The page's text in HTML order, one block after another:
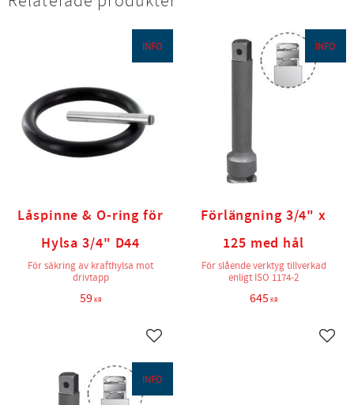
Låspinne & O-ring för
Hylsa 3/4" D44
För säkring av krafthylsa mot
drivtapp
59KR
Lägg till i favoriter
INFO
Förlängning 3/4" x
125 med hål
För slående verktyg tillverkad
enligt ISO 1174-2
645KR
INFO
INFO